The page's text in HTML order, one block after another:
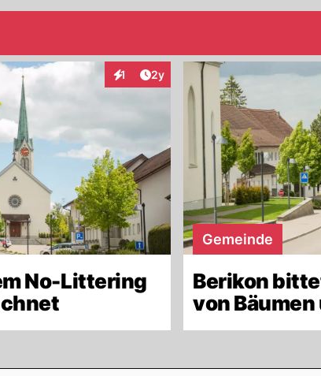
1
InteraktionenArtikel veröffentlicht:
2y
No-Littering
Gemeinde
Berikon
von